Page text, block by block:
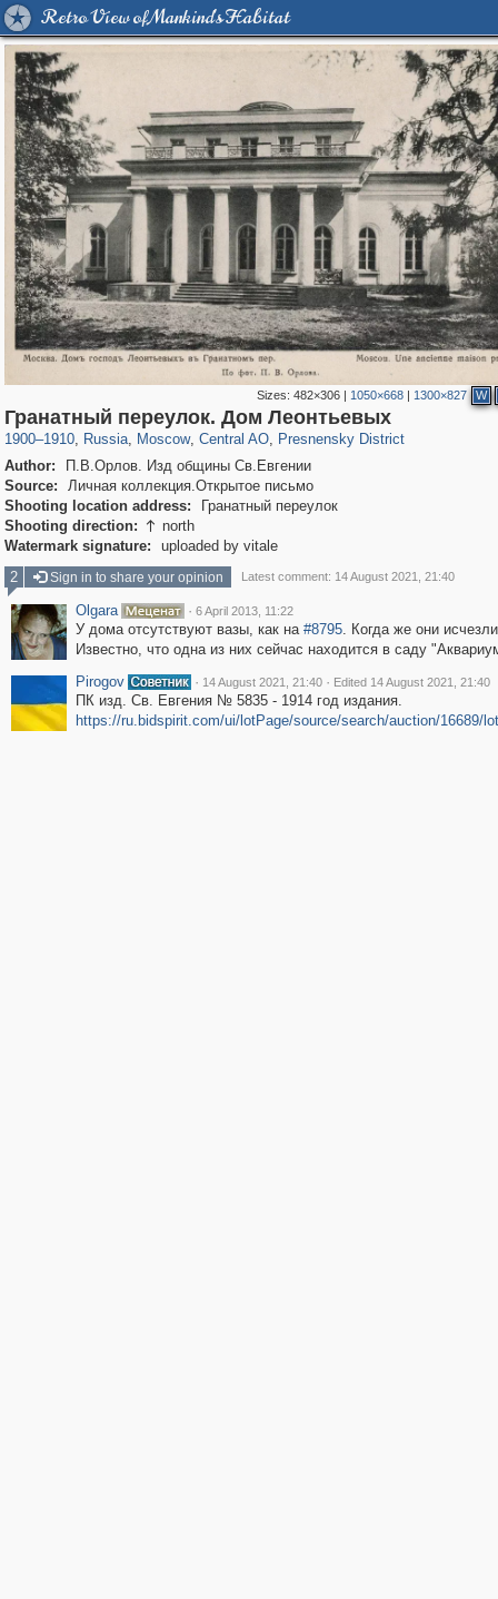
Retro View of Mankind's Habitat
Sizes:482×306 | 1050×668 | 1300×827 W
Гранатный переулок. Дом Леонтьевых
1900–1910, Russia
1,407,375 29,248
, Moscow
319,882 8,286
, Central AO
160,021 5,916
, Presnensky District
13,345 396
Author:
П.В.Орлов. Изд общины Св.Евгении
Source:
Личная коллекция.Открытое письмо
Shooting location address:
Гранатный переулок
Shooting direction:  north
Watermark signature:
uploaded by vitale
2
Sign in to share your opinion Latest comment: 14 August 2021, 21:40
Olgara · 6 April 2013, 11:22
У дома отсутствуют вазы, как на #8795. Когда же они
Известно, что одна из них сейчас находится в саду
Pirogov
· 14 August 2021, 21:40 · Edited 14 August 2021, 21:40
ПК изд. Св. Евгения № 5835 - 1914 год издания.
https://ru.bidspirit.com/ui/lotPage/source/search/auction/16689/